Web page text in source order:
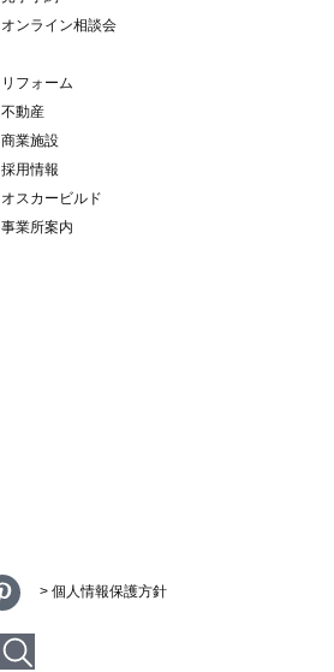
オンライン相談会
リフォーム
不動産
商業施設
採用情報
オスカービルド
事業所案内
> 個人情報保護方針